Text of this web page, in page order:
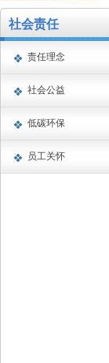
社会责任
责任理念
社会公益
低碳环保
员工关怀